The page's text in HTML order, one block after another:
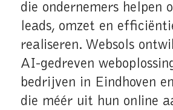
die ondernemers helpen
leads, omzet en
realiseren. Websols
AI-gedreven
bedrijven in Eindhoven
die méér uit hun online